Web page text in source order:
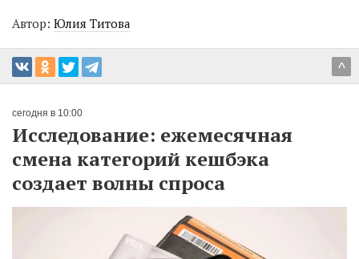
Автор: Юлия Титова
^
сегодня в 10:00
Исследование: ежемесячная
смена категорий кешбэка
создает волны спроса